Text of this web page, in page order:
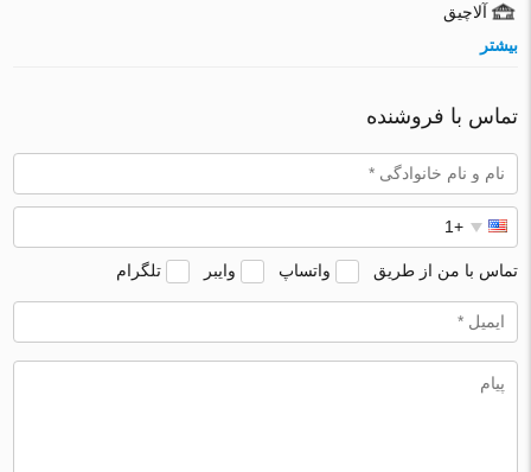
آلاچیق
بیشتر
تماس با فروشنده
تماس با من از طریق واتساپ وایبر تلگرام